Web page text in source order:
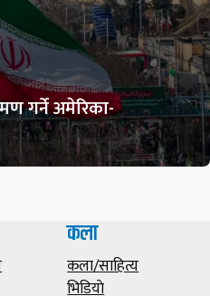
गर्ने अमेरिका-
कला
कला/साहित्य
भिडियाे